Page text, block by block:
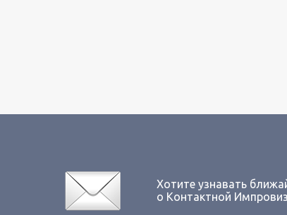
Хотите узнавать
о Контактной